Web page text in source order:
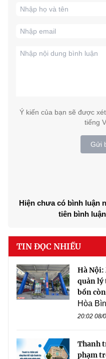
Ý kiến của bạn sẽ được
tiếng
Gửi
Hiện chưa có bình luận
tiên bình
TIN ĐỌC NHIỀU
Hà Nội:
quản
bồn
Hòa
20:02 08/
Thanh
phạm